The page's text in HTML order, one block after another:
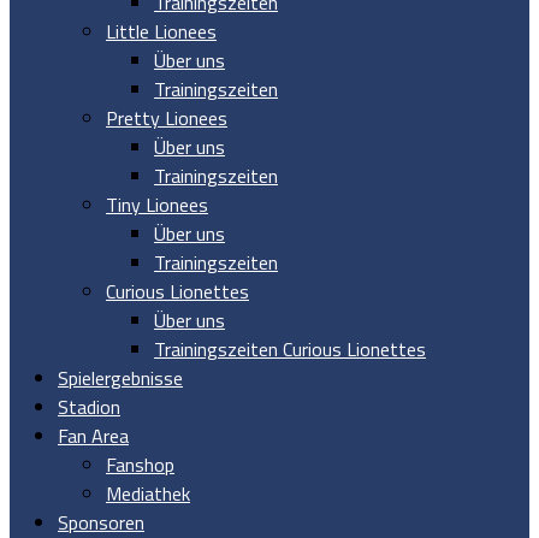
Little Lionees
Über uns
Trainingszeiten
Pretty Lionees
Über uns
Trainingszeiten
Tiny Lionees
Über uns
Trainingszeiten
Curious Lionettes
Über uns
Trainingszeiten Curious Lionettes
Spielergebnisse
Stadion
Fan Area
Fanshop
Mediathek
Sponsoren